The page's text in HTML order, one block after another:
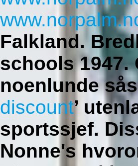
Falkland.
schools 1947.
noenlunde
discount’
sportssjef.
Nonne's